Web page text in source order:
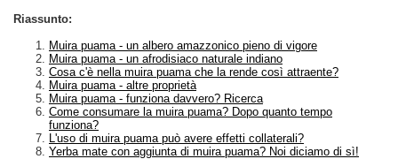
Riassunto:
Muira puama - un albero amazzonico pieno di vigore
Muira puama - un afrodisiaco naturale indiano
Cosa c'è nella muira puama che la rende così attraente?
Muira puama - altre proprietà
Muira puama - funziona davvero? Ricerca
Come consumare la muira puama? Dopo quanto tempo
funziona?
L'uso di muira puama può avere effetti collaterali?
Yerba mate con aggiunta di muira puama? Noi diciamo di sì!